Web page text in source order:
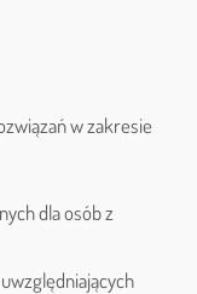
w zakresie
dla osób z
uwzględniających